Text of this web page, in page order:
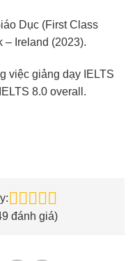
Dục (First Class
– Ireland (2023).
việc giảng dạy IELTS
8.0 overall.
đánh giá)